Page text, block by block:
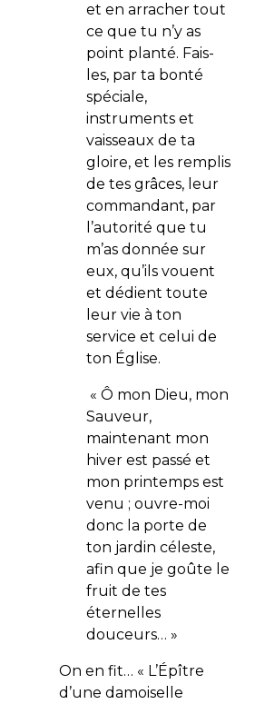
et en arracher tout
ce que tu n’y as
point planté. Fais-
les, par ta bonté
spéciale,
instruments et
vaisseaux de ta
gloire, et les remplis
de tes grâces, leur
commandant, par
l’autorité que tu
m’as donnée sur
eux, qu’ils vouent
et dédient toute
leur vie à ton
service et celui de
ton Église.
« Ô mon Dieu, mon
Sauveur,
maintenant mon
hiver est passé et
mon printemps est
venu ; ouvre-moi
donc la porte de
ton jardin céleste,
afin que je goûte le
fruit de tes
éternelles
douceurs… »
On en fit… « L’Épître
d’une damoiselle